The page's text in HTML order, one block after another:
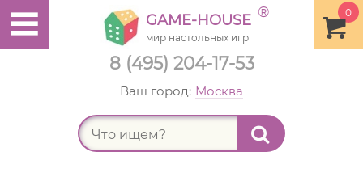
8 (495) 204-17-53
0
GAME-HOUSE ®
мир настольных игр
Ваш город: Москва